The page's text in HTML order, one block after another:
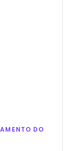
DO